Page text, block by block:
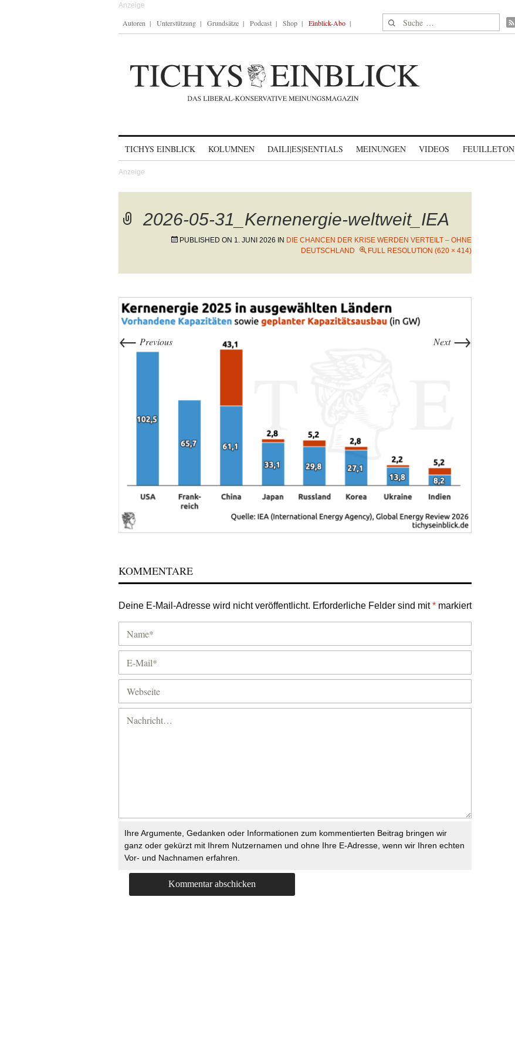
Autoren Unterstützung Grundsätze Podcast Shop Einblick-Abo Suche nach:
TICHYS EINBLICK KOLUMNEN DAILI|ES|SENTIALS MEINUNGEN VIDEOS FEUILLETON
2026-05-31_Kernenergie-weltweit_IEA
PUBLISHED ON 1. JUNI 2026 IN DIE CHANCEN DER KRISE WERDEN VERTEILT – OHNE
DEUTSCHLAND
FULL RESOLUTION (620 × 414)
← Previous Next →
KOMMENTARE
Deine E-Mail-Adresse wird nicht veröffentlicht. Erforderliche Felder sind mit* markiert
Ihre Argumente, Gedanken oder Informationen zum kommentierten Beitrag bringen wir
ganz oder gekürzt mit Ihrem Nutzernamen und ohne Ihre E-Adresse, wenn wir Ihren echten
Vor- und Nachnamen erfahren.